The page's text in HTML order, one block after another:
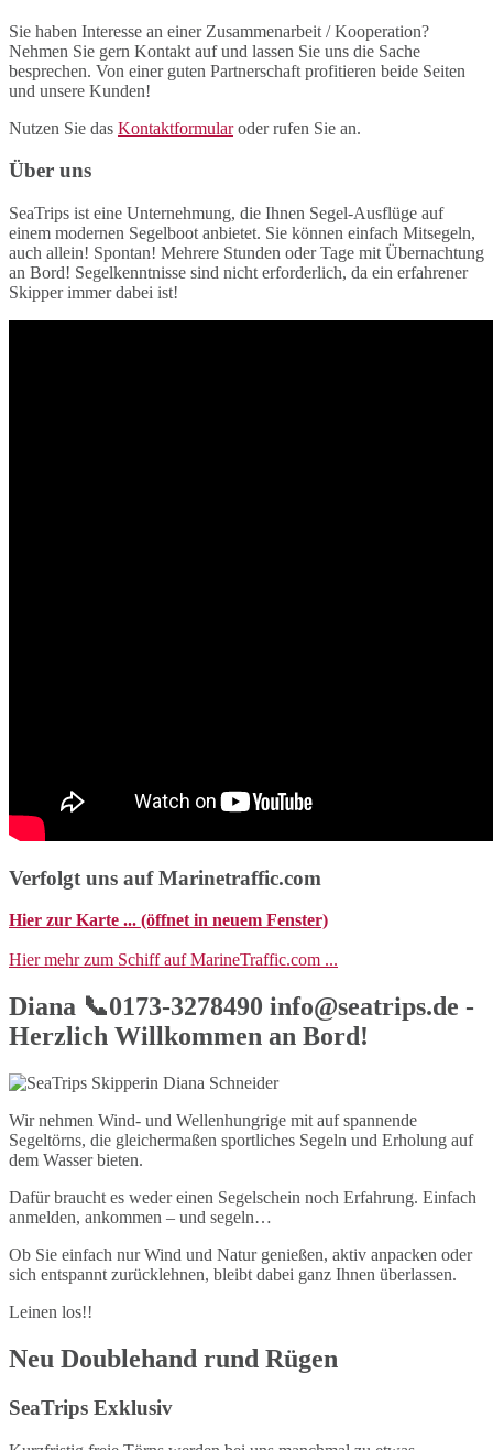
Sie haben Interesse an einer Zusammenarbeit / Kooperation?
Nehmen Sie gern Kontakt auf und lassen Sie uns die Sache
besprechen. Von einer guten Partnerschaft profitieren beide Seiten
und unsere Kunden!
Nutzen Sie das Kontaktformularoder rufen Sie an.
Über uns
SeaTrips ist eine Unternehmung, die Ihnen Segel-Ausflüge auf
einem modernen Segelboot anbietet. Sie können einfach Mitsegeln,
auch allein! Spontan! Mehrere Stunden oder Tage mit Übernachtung
an Bord! Segelkenntnisse sind nicht erforderlich, da ein erfahrener
Skipper immer dabei ist!
Verfolgt uns auf Marinetraffic.com
Hier zur Karte ... (öffnet in neuem Fenster)
Hier mehr zum Schiff auf MarineTraffic.com ...
Diana 📞0173-3278490 info@seatrips.de -
Herzlich Willkommen an Bord!
Wir nehmen Wind- und Wellenhungrige mit auf spannende
Segeltörns, die gleichermaßen sportliches Segeln und Erholung auf
dem Wasser bieten.
Dafür braucht es weder einen Segelschein noch Erfahrung. Einfach
anmelden, ankommen – und segeln…
Ob Sie einfach nur Wind und Natur genießen, aktiv anpacken oder
sich entspannt zurücklehnen, bleibt dabei ganz Ihnen überlassen.
Leinen los!!
Neu Doublehand rund Rügen
SeaTrips Exklusiv